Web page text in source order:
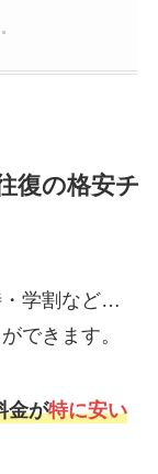
復の格安チ
・学割など…
できます。
金が特に安い